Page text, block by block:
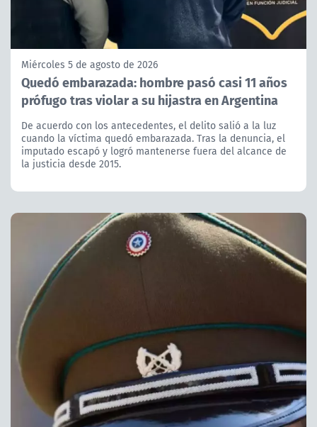
Miércoles 5 de agosto de 2026
Quedó embarazada: hombre pasó casi 11 años
prófugo tras violar a su hijastra en Argentina
De acuerdo con los antecedentes, el delito salió a la luz
cuando la víctima quedó embarazada. Tras la denuncia, el
imputado escapó y logró mantenerse fuera del alcance de
la justicia desde 2015.